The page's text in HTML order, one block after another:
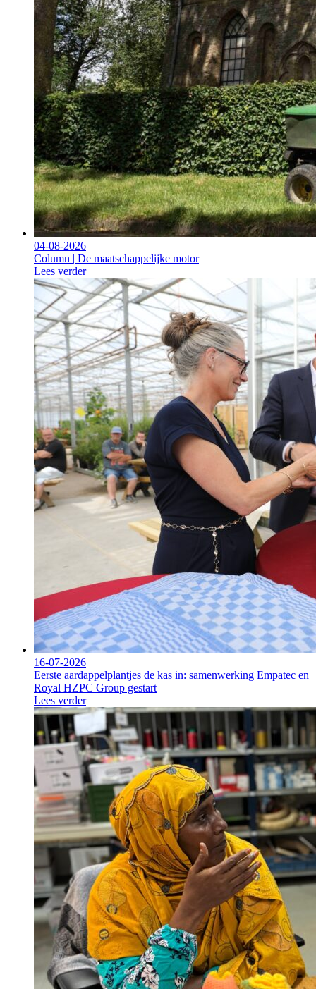
04-08-2026
Column | De maatschappelijke motor
Lees verder
16-07-2026
Eerste aardappelplantjes de kas in: samenwerking Empatec en
Royal HZPC Group gestart
Lees verder